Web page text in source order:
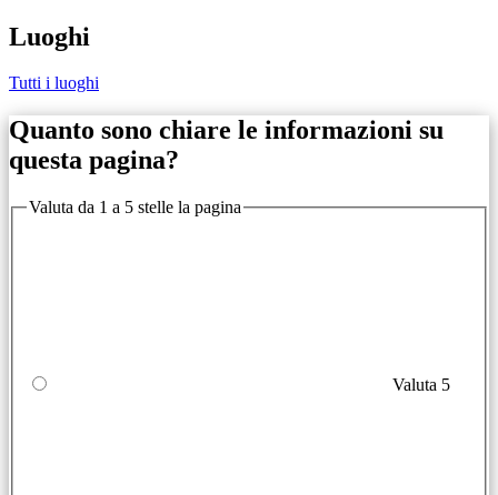
Luoghi
Tutti i luoghi
Quanto sono chiare le informazioni su
questa pagina?
Valuta da 1 a 5 stelle la pagina
Valuta 5